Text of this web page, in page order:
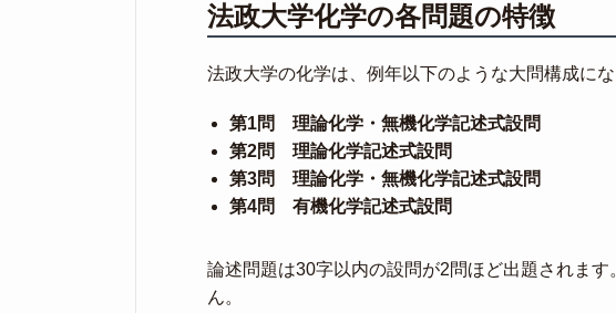
法政大学化学の各問題の特徴
法政大学の化学は、例年以下のような大問構成にな
第1問 理論化学・無機化学記述式設問
第2問 理論化学記述式設問
第3問 理論化学・無機化学記述式設問
第4問 有機化学記述式設問
論述問題は30字以内の設問が2問ほど出題されま
ん。